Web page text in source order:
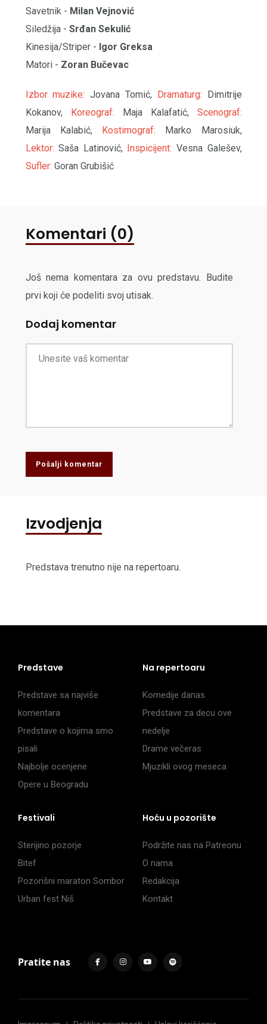
Savetnik - Milan Vejnović
Siledžija - Srđan Sekulić
Kinesija/Striper - Igor Greksa
Matori - Zoran Bučevac
Izbor muzike: Jovana Tomić, Dramaturg: Dimitrije
Kokanov,
Koreograf: Maja Kalafatić, Scenograf:
Marija Kalabić,
Kostimograf: Marko Marosiuk,
Lektor: Saša Latinović, Inspicijent: Vesna Galešev,
Sufler: Goran Grubišić
Komentari (0)
Još nema komentara za ovu predstavu. Budite
prvi koji će podeliti svoj utisak.
Dodaj komentar
Pošalji komentar
Izvodjenja
Predstava trenutno nije na repertoaru.
Predstave
Predstave sa najviše
komentara
Predstave o kojima smo
pisali
Najbolje ocenjene
Opere u Beogradu
Na repertoaru
Komedije danas
Predstave za decu ove
nedelje
Drame večeras
Mjuzikli ovog meseca
Festivali
Sterijino pozorje
Bitef
Pozorišni maraton Sombor
Urban fest Niš
Hoću u pozorište
Podržite nas na Patreonu
O nama
Redakcija
Kontakt
Pratite nas